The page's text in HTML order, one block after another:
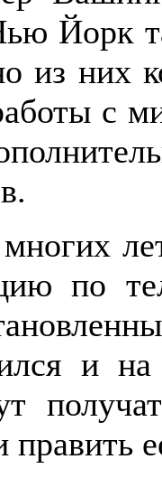
Йорк
из них
с
по
и
править